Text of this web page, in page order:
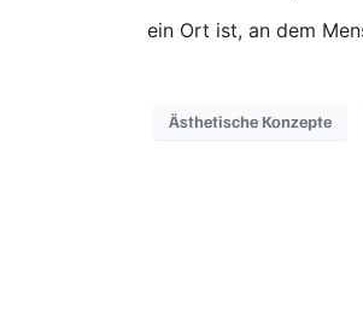
ein Ort ist, an dem
Ästhetische Konzepte